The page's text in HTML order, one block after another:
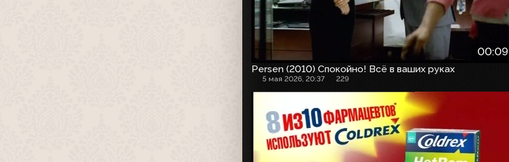
00:09
Persen (2010) Спокойно! Всё в ваших руках
5 мая 2026, 20:37 229